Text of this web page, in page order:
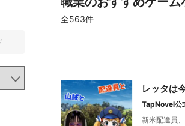
全563件
レッタは
TapNovel公
新米配達員